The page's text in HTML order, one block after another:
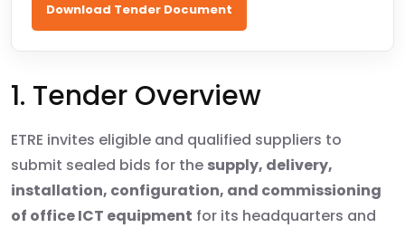
Download Tender Document
1. Tender Overview
ETRE invites eligible and qualified suppliers to
submit sealed bids for the supply, delivery,
installation, configuration, and commissioning
of office ICT equipment for its headquarters and